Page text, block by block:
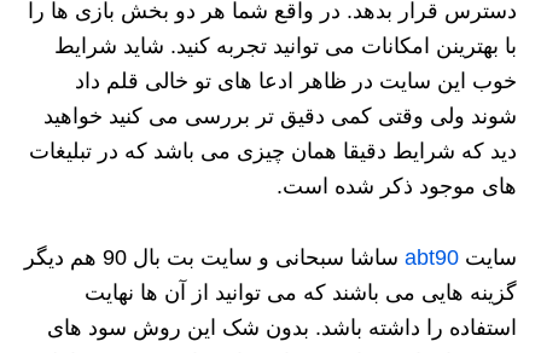
دسترس قرار بدهد. در واقع شما هر دو بخش بازی ها را
با بهترینن امکانات می توانید تجربه کنید. شاید شرایط
خوب این سایت در ظاهر ادعا های تو خالی قلم داد
شوند ولی وقتی کمی دقیق تر بررسی می کنید خواهید
دید که شرایط دقیقا همان چیزی می باشد که در تبلیغات
های موجود ذکر شده است.
سایت abt90
ساشا سبحانی و سایت بت بال 90 هم دیگر
گزینه هایی می باشند که می توانید از آن ها نهایت
استفاده را داشته باشد. بدون شک این روش سود های